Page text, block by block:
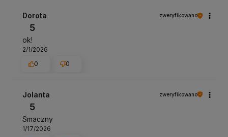
Dorota zweryfikowano
5
ok!
2/1/2026
0
0
Jolanta zweryfikowano
5
Smaczny
1/17/2026